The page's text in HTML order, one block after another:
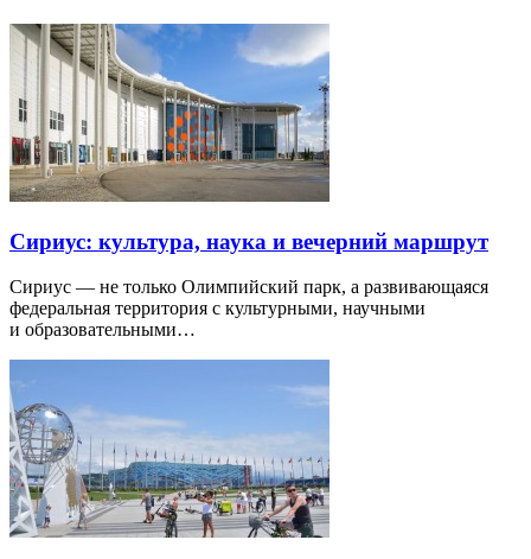
Сириус: культура, наука и вечерний маршрут
Сириус — не только Олимпийский парк, а развивающаяся
федеральная территория с культурными, научными
и образовательными…